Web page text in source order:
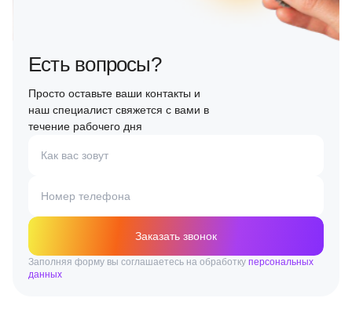
Есть вопросы?
Просто оставьте ваши контакты и
наш специалист свяжется с вами в
течение рабочего дня
Как вас зовут
Номер телефона
Заказать звонок
Заполняя форму вы соглашаетесь на обработку персональных
данных